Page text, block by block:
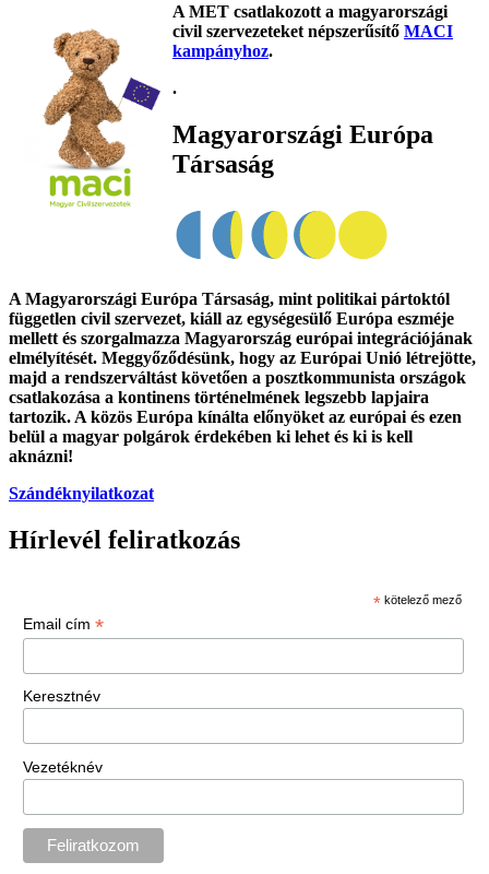
A MET csatlakozott a magyarországi
civil szervezeteket népszerűsítő MACI
kampányhoz.
.
Magyarországi Európa
Társaság
A Magyarországi Európa Társaság, mint politikai pártoktól
független civil szervezet, kiáll az egységesülő Európa eszméje
mellett és szorgalmazza Magyarország európai integrációjának
elmélyítését. Meggyőződésünk, hogy az Európai Unió létrejötte,
majd a rendszerváltást követően a posztkommunista országok
csatlakozása a kontinens történelmének legszebb lapjaira
tartozik. A közös Európa kínálta előnyöket az európai és ezen
belül a magyar polgárok érdekében ki lehet és ki is kell
aknázni!
Szándéknyilatkozat
Hírlevél feliratkozás
* kötelező mező
Email cím *
Keresztnév
Vezetéknév